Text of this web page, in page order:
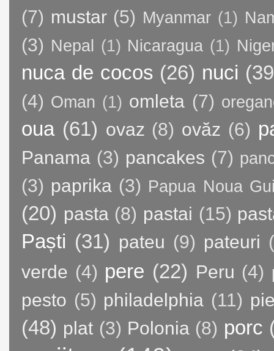
(7) mustar (5) Myanmar (1)
(3) Nepal (1) Nicaragua (1)
nuca de cocos (26) nuci
(4) Oman (1) omleta (7)
oua (61) ovaz (8) ovăz (6)
Panama (3) pancakes (7)
(3) paprika (3) Papua Noua
(20) pasta (8) pastai (15)
Paști (31) pateu (9) pateuri
verde (4) pere (22) Peru (4)
pesto (5) philadelphia (11)
(48) plat (3) Polonia (8) porc